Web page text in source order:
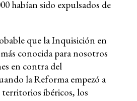
habían sido expulsados de
que la Inquisición en
conocida para nosotros
en contra del
la Reforma empezó a
ibéricos, los